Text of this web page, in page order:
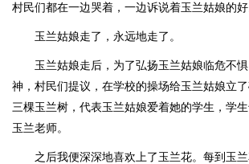
村民们都在一边哭着，一边诉说着玉兰姑娘的好
玉兰姑娘走了，永远地走了。
玉兰姑娘走后，为了弘扬玉兰姑娘临危不
神，村民们提议，在学校的操场给玉兰姑娘立
三棵玉兰树，代表玉兰姑娘爱着她的学生，学
玉兰老师。
之后我便深深地喜欢上了玉兰花。每到玉